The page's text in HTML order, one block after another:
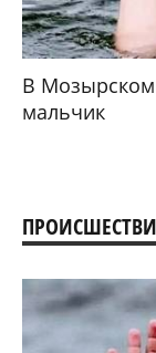
В Мозырском
мальчик